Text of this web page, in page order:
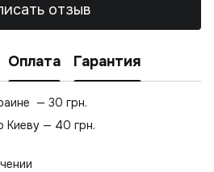
отзыв
Оплата Гарантия
— 30 грн.
Киеву — 40 грн.